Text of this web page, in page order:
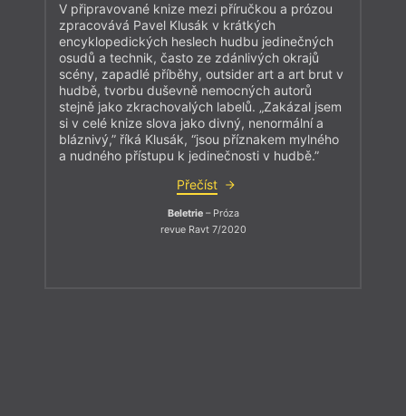
V připravované knize mezi příručkou a prózou
zpracovává Pavel Klusák v krátkých
encyklopedických heslech hudbu jedinečných
osudů a technik, často ze zdánlivých okrajů
scény, zapadlé příběhy, outsider art a art brut v
hudbě, tvorbu duševně nemocných autorů
stejně jako zkrachovalých labelů. „Zakázal jsem
si v celé knize slova jako divný, nenormální a
bláznivý,” říká Klusák, “jsou příznakem mylného
a nudného přístupu k jedinečnosti v hudbě.”
Přečíst
Beletrie– Próza
revue Ravt 7/2020